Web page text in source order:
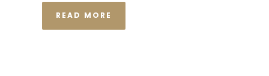
READ MORE